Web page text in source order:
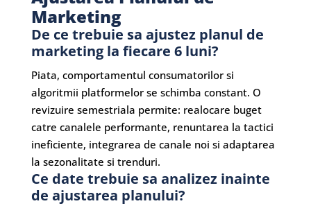
Marketing
De ce trebuie sa ajustez planul de
marketing la fiecare 6 luni?
Piata, comportamentul consumatorilor si
algoritmii platformelor se schimba constant. O
revizuire semestriala permite: realocare buget
catre canalele performante, renuntarea la tactici
ineficiente, integrarea de canale noi si adaptarea
la sezonalitate si trenduri.
Ce date trebuie sa analizez inainte
de ajustarea planului?